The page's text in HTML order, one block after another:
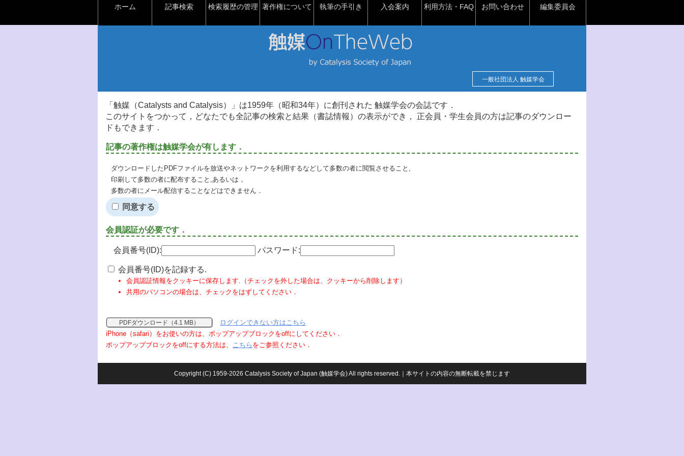
ホーム 記事検索 検索履歴の管理 著作権について 執筆の手引き 入会案内 利用方法・FAQ お問い合わせ 編集委員会
一般社団法人 触媒学会
「触媒（Catalysts and Catalysis）」は1959年（昭和34年）に創刊された 触媒学会の会誌です．
このサイトをつかって，どなたでも全記事の検索と結果（書誌情報）の表示ができ， 正会員・学生会員の方は記事のダウンロー
ドもできます．
記事の著作権は触媒学会が有します．
ダウンロードしたPDFファイルを放送やネットワークを利用するなどして多数の者に閲覧させること,
印刷して多数の者に配布すること,あるいは，
多数の者にメール配信することなどはできません．
同意する
会員認証が必要です．
会員番号(ID): パスワード:
会員番号(ID)を記録する.
会員認証情報をクッキーに保存します.（チェックを外した場合は、クッキーから削除します）
共用のパソコンの場合は、チェックをはずしてください．
PDFダウンロード（4.1 MB）
ログインできない方はこちら
iPhone（safari）をお使いの方は、ポップアップブロックをoffにしてください．
ポップアップブロックをoffにする方法は、 こちら をご参照ください．
Copyright (C) 1959-2026 Catalysis Society of Japan (触媒学会) All rights reserved.｜本サイトの内容の無断転載を禁じます